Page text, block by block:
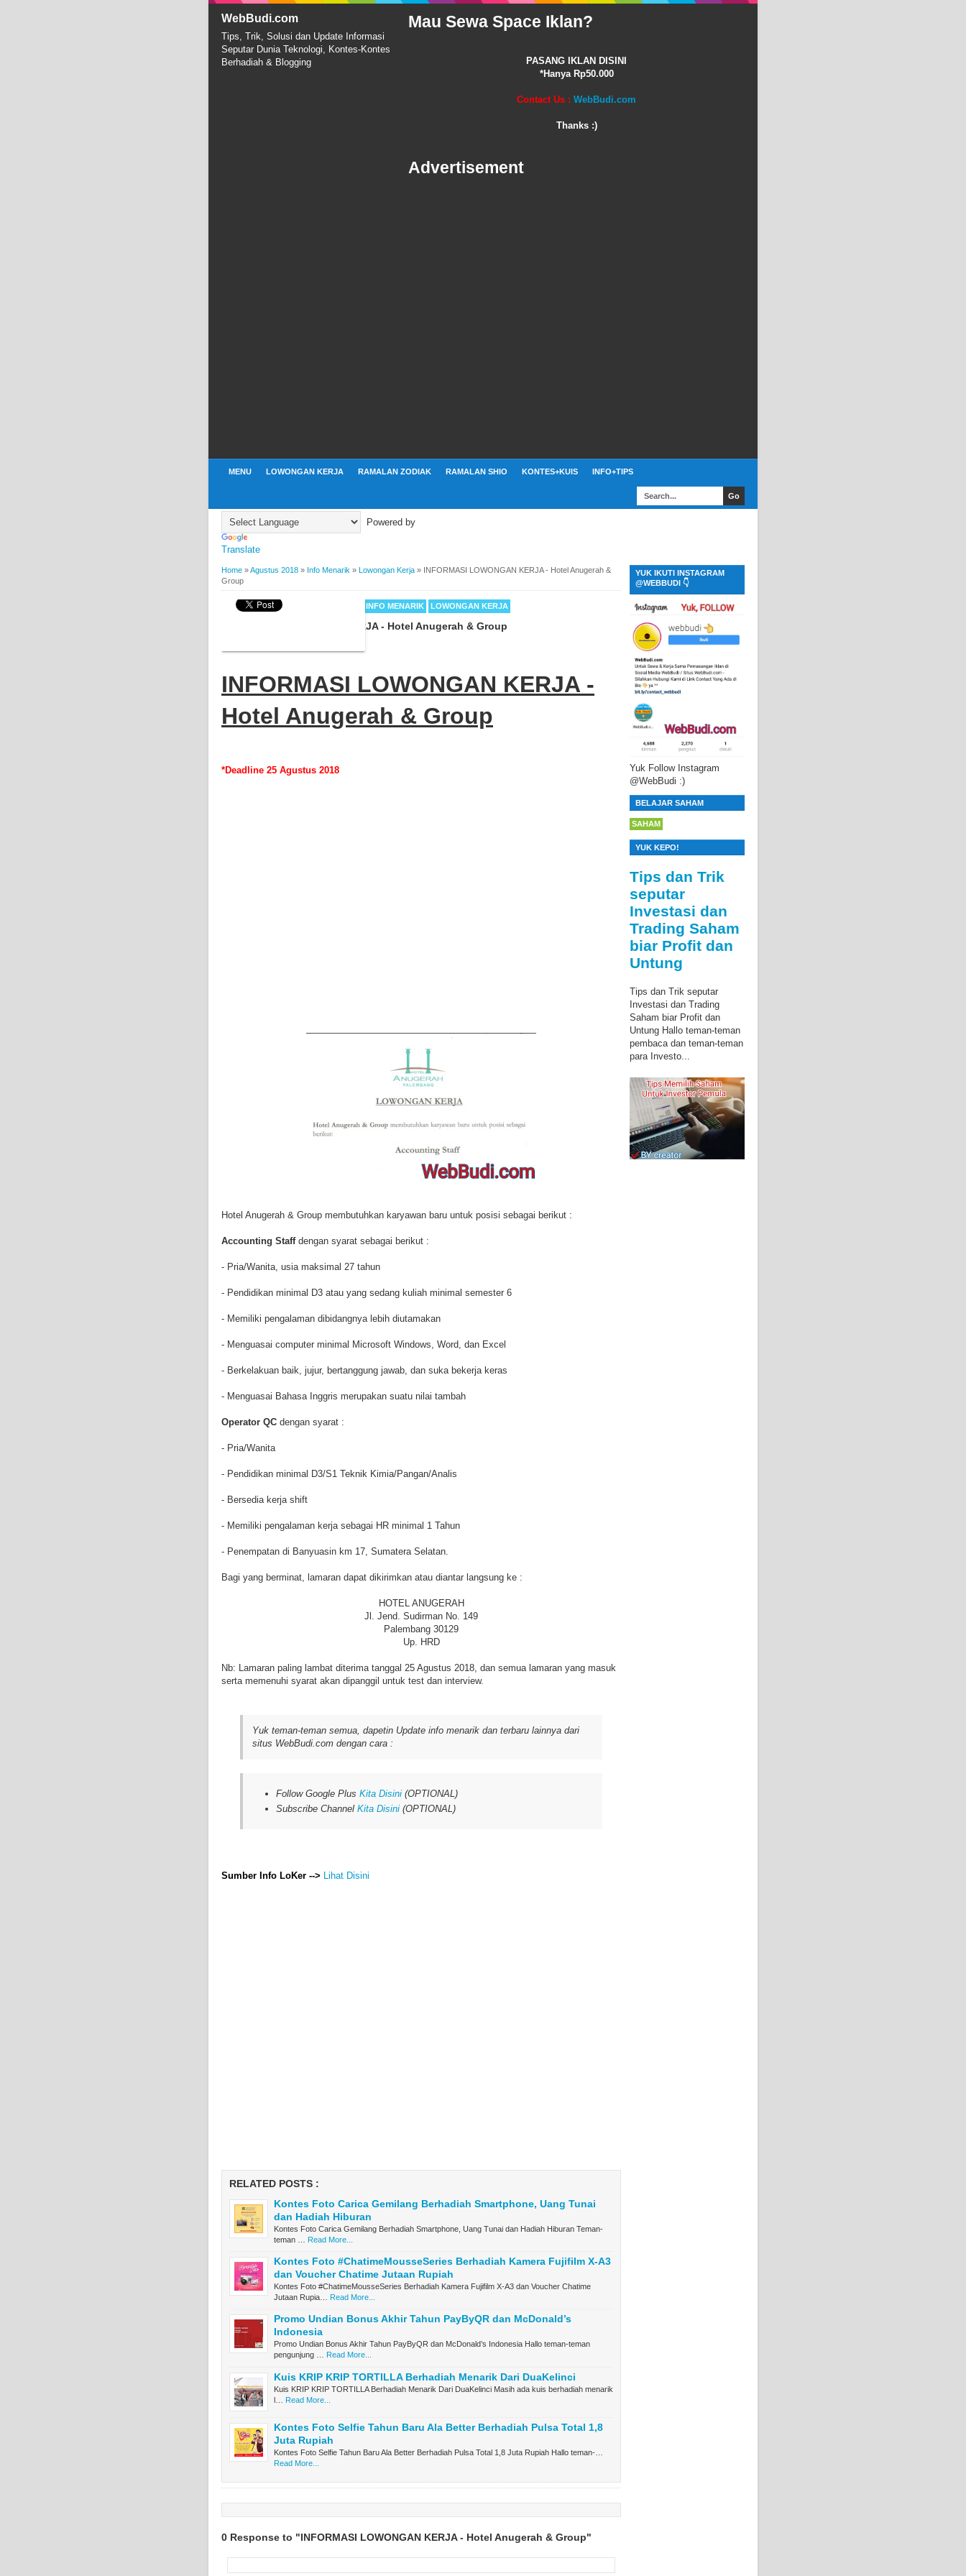
WebBudi.com
Tips, Trik, Solusi dan Update Informasi
Seputar Dunia Teknologi, Kontes-Kontes
Berhadiah & Blogging
Mau Sewa Space Iklan?
PASANG IKLAN DISINI
*Hanya Rp50.000
Contact Us : WebBudi.com
Thanks :)
Advertisement
MENU LOWONGAN KERJA RAMALAN ZODIAK RAMALAN SHIO KONTES+KUIS INFO+TIPS
Powered by
Translate
Home »Agustus 2018 » Info Menarik » Lowongan Kerja » INFORMASI LOWONGAN KERJA - Hotel Anugerah &
Group
BYWEBBUDI.COM INFO MENARIK LOWONGAN KERJA
INFORMASI LOWONGAN KERJA - Hotel Anugerah & Group
INFORMASI LOWONGAN KERJA -
Hotel Anugerah & Group
*Deadline 25 Agustus 2018
Hotel Anugerah & Group membutuhkan karyawan baru untuk posisi sebagai berikut :
Accounting Staffdengan syarat sebagai berikut :
- Pria/Wanita, usia maksimal 27 tahun
- Pendidikan minimal D3 atau yang sedang kuliah minimal semester 6
- Memiliki pengalaman dibidangnya lebih diutamakan
- Menguasai computer minimal Microsoft Windows, Word, dan Excel
- Berkelakuan baik, jujur, bertanggung jawab, dan suka bekerja keras
- Menguasai Bahasa Inggris merupakan suatu nilai tambah
Operator QC dengan syarat :
- Pria/Wanita
- Pendidikan minimal D3/S1 Teknik Kimia/Pangan/Analis
- Bersedia kerja shift
- Memiliki pengalaman kerja sebagai HR minimal 1 Tahun
- Penempatan di Banyuasin km 17, Sumatera Selatan.
Bagi yang berminat, lamaran dapat dikirimkan atau diantar langsung ke :
HOTEL ANUGERAH
Jl. Jend. Sudirman No. 149
Palembang 30129
Up. HRD
Nb: Lamaran paling lambat diterima tanggal 25 Agustus 2018, dan semua lamaran yang masuk
serta memenuhi syarat akan dipanggil untuk test dan interview.
Yuk teman-teman semua, dapetin Update info menarik dan terbaru lainnya dari
situs WebBudi.com dengan cara :
Follow Google Plus Kita Disini(OPTIONAL)
Subscribe Channel Kita Disini(OPTIONAL)
Sumber Info LoKer --> Lihat Disini
RELATED POSTS :
Kontes Foto Carica Gemilang Berhadiah Smartphone, Uang Tunai
dan Hadiah Hiburan
Kontes Foto Carica Gemilang Berhadiah Smartphone, Uang Tunai dan Hadiah Hiburan Teman-
teman …
Read More...
Kontes Foto #ChatimeMousseSeries Berhadiah Kamera Fujifilm X-A3
dan Voucher Chatime Jutaan Rupiah
Kontes Foto #ChatimeMousseSeries Berhadiah Kamera Fujifilm X-A3 dan Voucher Chatime
Jutaan Rupia…
Read More...
Promo Undian Bonus Akhir Tahun PayByQR dan McDonald’s
Indonesia
Promo Undian Bonus Akhir Tahun PayByQR dan McDonald’s Indonesia Hallo teman-teman
pengunjung … Read More...
Kuis KRIP KRIP TORTILLA Berhadiah Menarik Dari DuaKelinci
Kuis KRIP KRIP TORTILLA Berhadiah Menarik Dari DuaKelinci Masih ada kuis berhadiah menarik
l…
Read More...
Kontes Foto Selfie Tahun Baru Ala Better Berhadiah Pulsa Total 1,8
Juta Rupiah
Kontes Foto Selfie Tahun Baru Ala Better Berhadiah Pulsa Total 1,8 Juta Rupiah Hallo teman-…
Read More...
0 Response to "INFORMASI LOWONGAN KERJA - Hotel Anugerah & Group"
YUK IKUTI INSTAGRAM
@WEBBUDI 👇
Yuk Follow Instagram
@WebBudi :)
BELAJAR SAHAM
SAHAM
YUK KEPO!
Tips dan Trik
seputar
Investasi dan
Trading Saham
biar Profit dan
Untung
Tips dan Trik seputar
Investasi dan Trading
Saham biar Profit dan
Untung Hallo teman-teman
pembaca dan teman-teman
para Investo...